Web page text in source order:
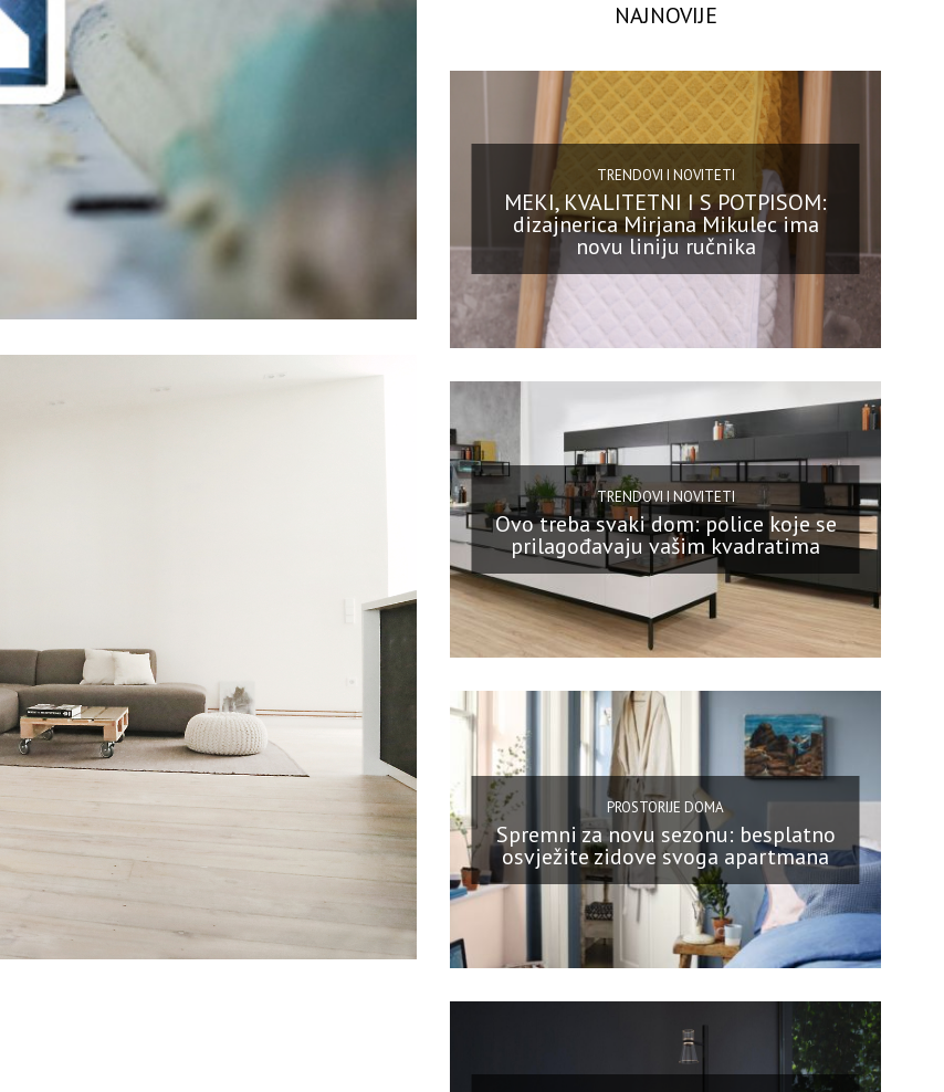
NAJNOVIJE
TRENDOVI I NOVITETI
MEKI, KVALITETNI I S POTPISOM:
dizajnerica Mirjana Mikulec ima
novu liniju ručnika
TRENDOVI I NOVITETI
Ovo treba svaki dom: police koje se
prilagođavaju vašim kvadratima
PROSTORIJE DOMA
Spremni za novu sezonu: besplatno
osvježite zidove svoga apartmana